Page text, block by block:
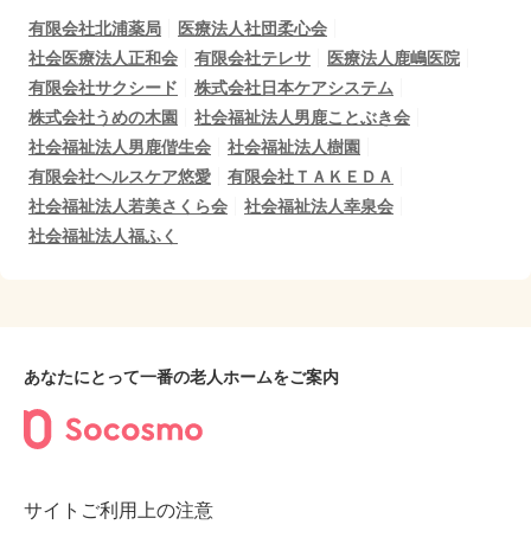
有限会社北浦薬局
医療法人社団柔心会
社会医療法人正和会
有限会社テレサ
医療法人鹿嶋医院
有限会社サクシード
株式会社日本ケアシステム
株式会社うめの木園
社会福祉法人男鹿ことぶき会
社会福祉法人男鹿偕生会
社会福祉法人樹園
有限会社ヘルスケア悠愛
有限会社ＴＡＫＥＤＡ
社会福祉法人若美さくら会
社会福祉法人幸泉会
社会福祉法人福ふく
あなたにとって一番の老人ホームをご案内
サイトご利用上の注意